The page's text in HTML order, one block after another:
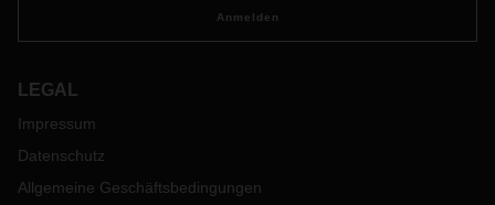
Anmelden
LEGAL
Impressum
Datenschutz
Allgemeine Geschäftsbedingungen